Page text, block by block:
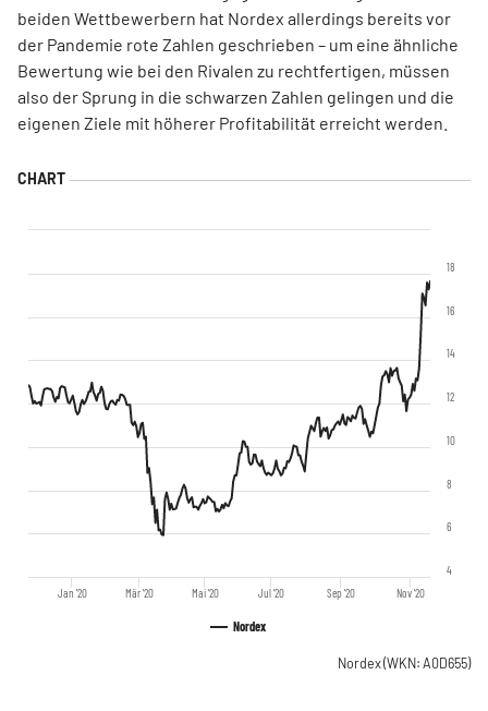
beiden Wettbewerbern hat Nordex allerdings bereits vor
der Pandemie rote Zahlen geschrieben – um eine ähnliche
Bewertung wie bei den Rivalen zu rechtfertigen, müssen
also der Sprung in die schwarzen Zahlen gelingen und die
eigenen Ziele mit höherer Profitabilität erreicht werden.
Nordex
Jan '20 Mär '20 Mai '20 Jul '20 Sep '20 Nov '20
4
6
8
10
12
14
16
18
Nordex(WKN: A0D655)